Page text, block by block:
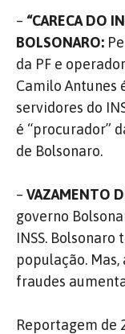
– “CARECA DO
BOLSONARO:
da PF e
Camilo Antunes
servidores do
é “procurador”
de Bolsonaro.
– VAZAMENTO
governo
INSS.
população. Mas,
fraudes
Reportagem de